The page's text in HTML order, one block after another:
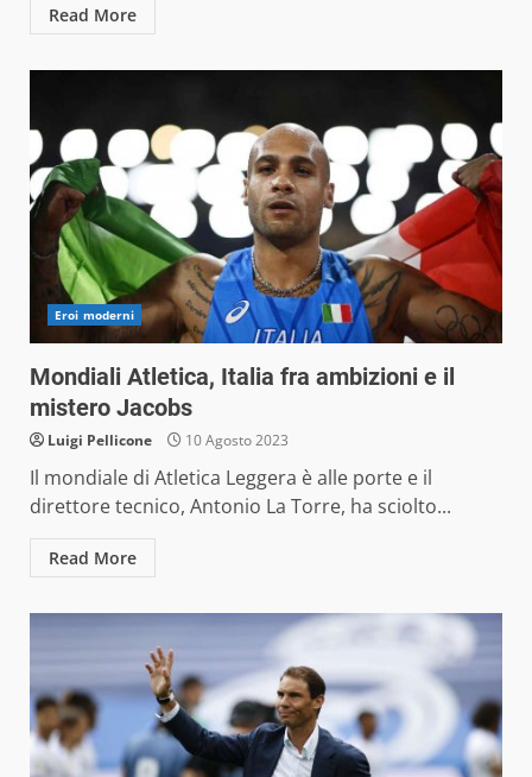
Read More
Eroi moderni
Mondiali Atletica, Italia fra ambizioni e il
mistero Jacobs
Luigi Pellicone 10 Agosto 2023
Il mondiale di Atletica Leggera è alle porte e il
direttore tecnico, Antonio La Torre, ha sciolto...
Read More